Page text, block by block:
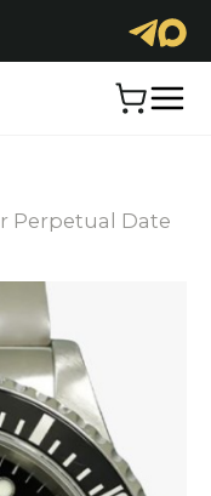
Обменять
Заказать звонок
Perpetual Date